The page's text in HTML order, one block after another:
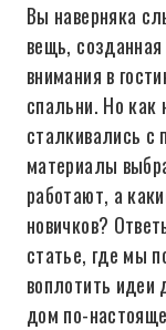
Вы наверняка
вещь,
внимания в
спальни. Но как
сталкивались с
материалы
работают, а
новичков?
статье, где мы
воплотить идеи
дом по-